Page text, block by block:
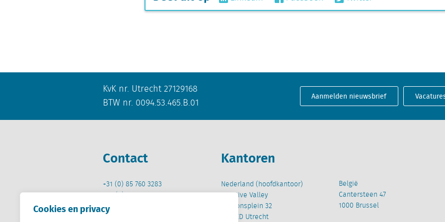
Cookies en privacy
KvK nr. Utrecht 27129168
BTW nr. 0094.53.465.B.01
Aanmelden nieuwsbrief
Contact
+31 (0) 85 760 3283
+32 (0) 2 267 2800
info@locatus.com
Kantoren
Nederland (hoofdkantoor)
Creative Valley
Stationsplein 32
3511 ED Utrecht
België
Cantersteen 47
1000 Brussel